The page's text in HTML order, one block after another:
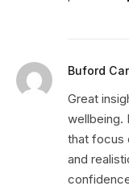
Buford
Great
wellbeing.
that focus
and